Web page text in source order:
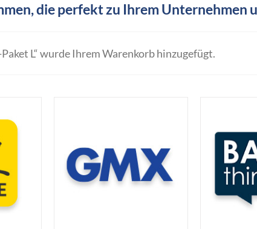
die perfekt zu Ihrem Unternehmen
L“ wurde Ihrem Warenkorb hinzugefügt.